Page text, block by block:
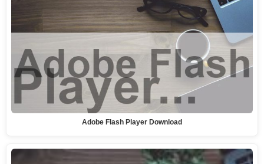
Adobe Flash Player Download